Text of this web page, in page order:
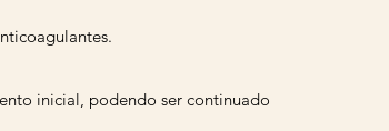
inicial, podendo ser continuado